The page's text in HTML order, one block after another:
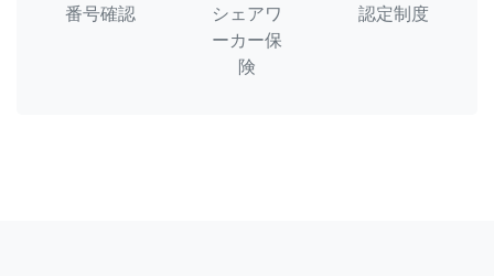
番号確認
シェアワ
ーカー保
険
認定制度